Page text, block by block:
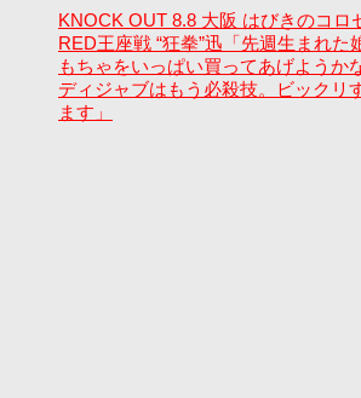
KNOCK OUT 8.8 大阪 はびきのコロ
RED王座戦 “狂拳”迅「先週生まれた
もちゃをいっぱい買ってあげようか
ディジャブはもう必殺技。ビックリ
ます」